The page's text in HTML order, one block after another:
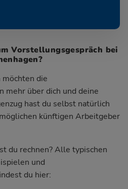
Vorstellungsgespräch bei
die
mehr über dich und deine
hast du selbst natürlich
künftigen Arbeitgeber
du rechnen? Alle typischen
und
du hier: